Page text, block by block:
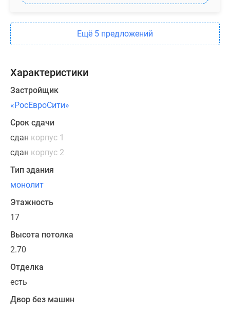
На
предлагаются
квартиры
площадью
от
до
85
кв.
м,
некоторые
из
них
доступны
объединению,
за
счет
площадь
Ещё 5 предложений
Характеристики
Застройщик
«РосЕвроСити»
Срок сдачи
сдан корпус 1
сдан корпус 2
Тип здания
монолит
Этажность
17
Высота потолка
2.70
Отделка
есть
Двор без машин